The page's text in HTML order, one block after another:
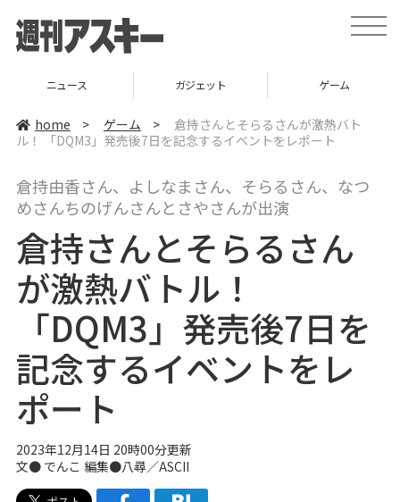
t
o
t
ニュース ガジェット ゲーム
home > ゲーム >
倉持さんとそらるさんが激熱バト
ル！ 「DQM3」発売後7日を記念するイベントをレポート
倉持由香さん、よしなまさん、そらるさん、なつ
めさんちのげんさんとさやさんが出演
倉持さんとそらるさん
が激熱バトル！
「DQM3」発売後7日を
記念するイベントをレ
ポート
2023年12月14日 20時00分更新
文● でんこ 編集●八尋／ASCII